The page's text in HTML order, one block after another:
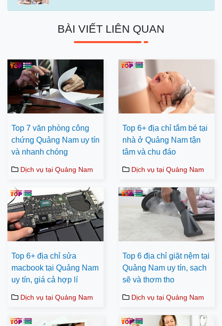
BÀI VIẾT LIÊN QUAN
Top 7 văn phòng công
chứng Quảng Nam uy tín
và nhanh chóng
Dịch vụ tại Quảng Nam
Top 6+ địa chỉ tắm bé tại
nhà ở Quảng Nam tận
tâm và chu đáo
Dịch vụ tại Quảng Nam
Top 6+ địa chỉ sửa
macbook tại Quảng Nam
uy tín, giá cả hợp lí
Dịch vụ tại Quảng Nam
Top 6 địa chỉ giặt nệm tại
Quảng Nam uy tín, sạch
sẽ và thơm tho
Dịch vụ tại Quảng Nam